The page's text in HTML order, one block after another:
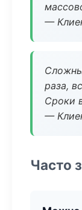
—
раза,
Сроки
—
Часто